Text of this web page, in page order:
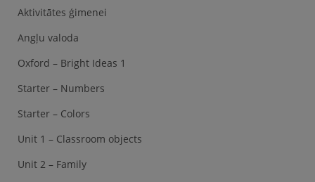
Aktivitātes ģimenei
Angļu valoda
Oxford – Bright Ideas 1
Starter – Numbers
Starter – Colors
Unit 1 – Classroom objects
Unit 2 – Family